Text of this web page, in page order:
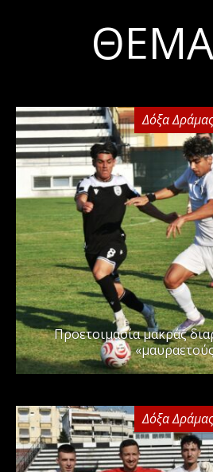
Δόξα Δράμας
Προετοιμασία μακράς
Δόξα Δράμας